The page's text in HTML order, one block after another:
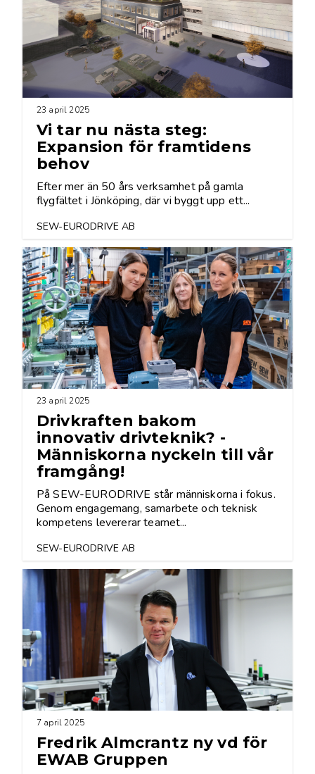
23 april 2025
Vi tar nu nästa steg:
Expansion för framtidens
behov
Efter mer än 50 års verksamhet på gamla
flygfältet i Jönköping, där vi byggt upp ett...
SEW-EURODRIVE AB
23 april 2025
Drivkraften bakom
innovativ drivteknik? -
Människorna nyckeln till vår
framgång!
På SEW-EURODRIVE står människorna i fokus.
Genom engagemang, samarbete och teknisk
kompetens levererar teamet...
SEW-EURODRIVE AB
7 april 2025
Fredrik Almcrantz ny vd för
EWAB Gruppen